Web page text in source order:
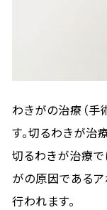
わきがの治療（手
す。切るわきが治
切るわきが治療で
がの原因である
行われます。